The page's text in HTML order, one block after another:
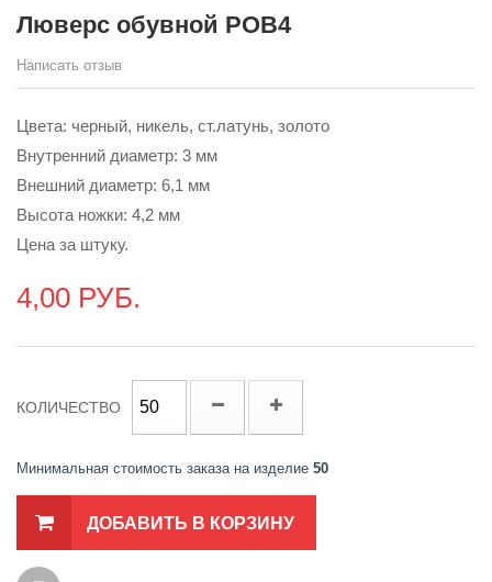
Люверс обувной POB4
Написать отзыв
Цвета: черный, никель, ст.латунь, золото
Внутренний диаметр: 3 мм
Внешний диаметр: 6,1 мм
Высота ножки: 4,2 мм
Цена за штуку.
4,00 РУБ.
КОЛИЧЕСТВО
Минимальная стоимость заказа на изделие 50
ДОБАВИТЬ В КОРЗИНУ